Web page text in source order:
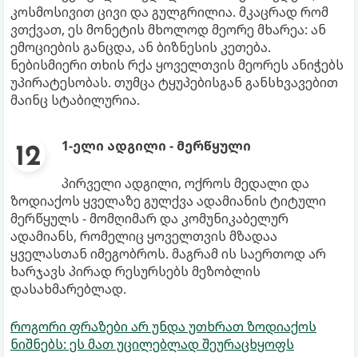
კოსმოსივით ცივი და გულგრილია. მკაცრად რომ
ვთქვათ, ეს მონეტის მხოლოდ მეორე მხარეა: ან
ემოციების განცდა, ან ბიზნესის კეთება.
ნებისმიერი თხის რქა ყოველთვის მეორეს ანიჭებს
უპირატესობას. თუმცა ტყუპებისგან განსხვავებით
მაინც სტაბილურია.
1-ელი ადგილი - მერწყული
პირველი ადგილი, ოქროს მედალი და
ზოდიაქოს ყველაზე გულქვა ადამიანის ტიტული
მერწყულს - მომღიმარ და კომუნიკაბელურ
ადამიანს, რომელიც ყოველთვის მზადაა
ყველასთან იმეგობროს. მაგრამ ის საერთოდ არ
ხარჯავს პირად რესურსებს მეზობლის
დასახმარებლად.
როგორი ფრაზები არ უნდა უთხრათ ზოდიაქოს
ნიშნებს: ეს მათ უცილებლად შეურაცხყოფს